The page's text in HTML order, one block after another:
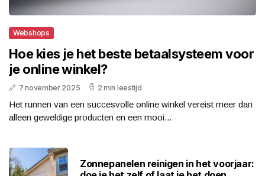
Webshops
Hoe kies je het beste betaalsysteem voor
je online winkel?
7 november 2025 2 min leestijd
Het runnen van een succesvolle online winkel vereist meer dan
alleen geweldige producten en een mooi...
Zonnepanelen reinigen in het voorjaar: